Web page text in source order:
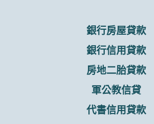
銀行房屋貸款
銀行信用貸款
房地二胎貸款
軍公教信貸
代書信用貸款